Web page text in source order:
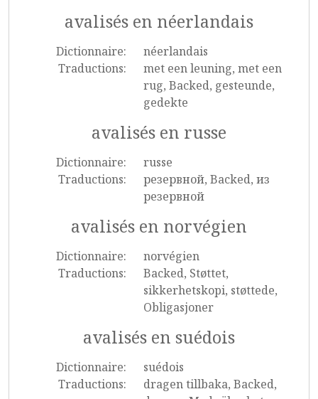
avalisés en néerlandais
Dictionnaire:
néerlandais
Traductions:
met een leuning, met een
rug, Backed, gesteunde,
gedekte
avalisés en russe
Dictionnaire:
russe
Traductions:
резервной, Backed, из
резервной
avalisés en norvégien
Dictionnaire:
norvégien
Traductions:
Backed, Støttet,
sikkerhetskopi, støttede,
Obligasjoner
avalisés en suédois
Dictionnaire:
suédois
Traductions:
dragen tillbaka, Backed,